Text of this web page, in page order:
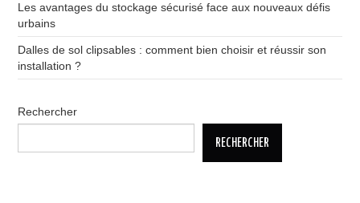
Les avantages du stockage sécurisé face aux nouveaux défis
urbains
Dalles de sol clipsables : comment bien choisir et réussir son
installation ?
Rechercher
RECHERCHER